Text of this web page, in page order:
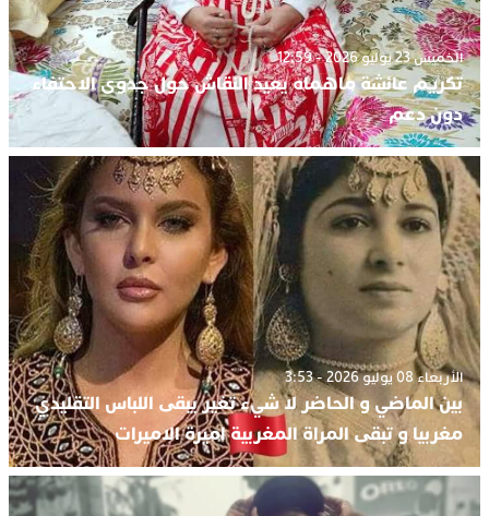
الخميس 23 يوليو 2026 - 12:59
تكريم عائشة ماهماه يعيد النقاش حول جدوى الاحتفاء
دون دعم
الأربعاء 08 يوليو 2026 - 3:53
بين الماضي و الحاضر لا شيء تغير يبقی اللباس التقليدي
مغربيا و تبقی المراة المغربية اميرة الاميرات